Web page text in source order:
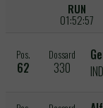
RUN
01:52:57
Pos.
62
Dossard
330